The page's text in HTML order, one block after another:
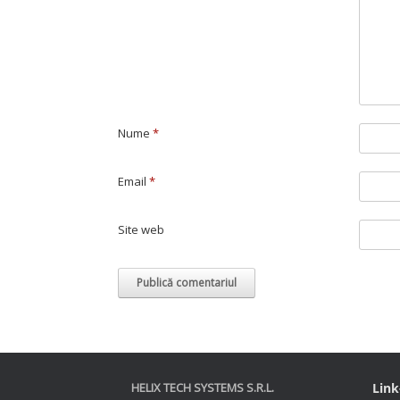
Nume *
Email *
Site web
HELIX TECH SYSTEMS S.R.L.